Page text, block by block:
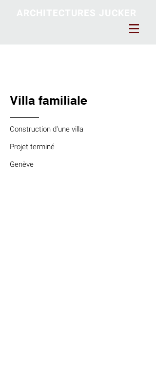
Villa familiale
Construction d'une villa
Projet terminé
Genève